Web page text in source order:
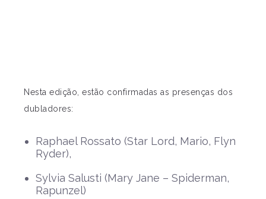
Nesta edição, estão confirmadas as presenças dos
dubladores:
Raphael Rossato (Star Lord, Mario, Flyn
Ryder),
Sylvia Salusti (Mary Jane – Spiderman,
Rapunzel)